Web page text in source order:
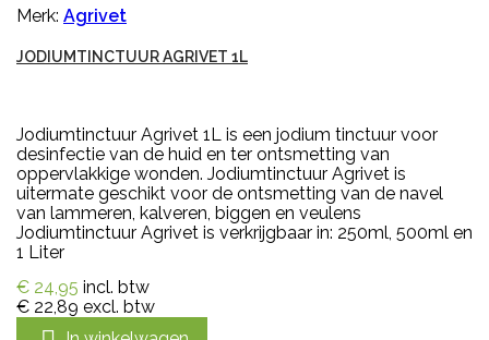
Merk: Agrivet
JODIUMTINCTUUR AGRIVET 1L
Jodiumtinctuur Agrivet 1L is een jodium tinctuur voor
desinfectie van de huid en ter ontsmetting van
oppervlakkige wonden. Jodiumtinctuur Agrivet is
uitermate geschikt voor de ontsmetting van de navel
van lammeren, kalveren, biggen en veulens
Jodiumtinctuur Agrivet is verkrijgbaar in: 250ml, 500ml en
1 Liter
€ 24,95 incl. btw
€ 22,89 excl. btw